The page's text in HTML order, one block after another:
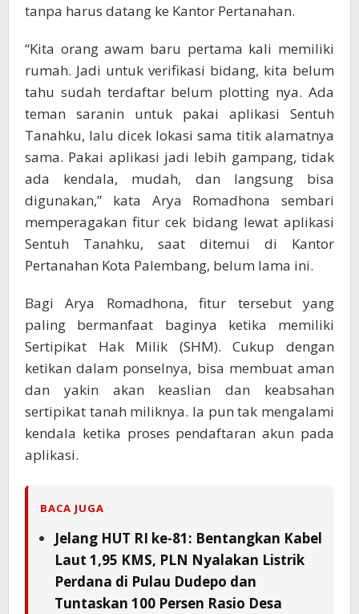
tanpa harus datang ke Kantor Pertanahan.
“Kita orang awam baru pertama kali memiliki
rumah. Jadi untuk verifikasi bidang, kita belum
tahu sudah terdaftar belum plotting nya. Ada
teman saranin untuk pakai aplikasi Sentuh
Tanahku, lalu dicek lokasi sama titik alamatnya
sama. Pakai aplikasi jadi lebih gampang, tidak
ada kendala, mudah, dan langsung bisa
digunakan,” kata Arya Romadhona sembari
memperagakan fitur cek bidang lewat aplikasi
Sentuh Tanahku, saat ditemui di Kantor
Pertanahan Kota Palembang, belum lama ini.
Bagi Arya Romadhona, fitur tersebut yang
paling bermanfaat baginya ketika memiliki
Sertipikat Hak Milik (SHM). Cukup dengan
ketikan dalam ponselnya, bisa membuat aman
dan yakin akan keaslian dan keabsahan
sertipikat tanah miliknya. Ia pun tak mengalami
kendala ketika proses pendaftaran akun pada
aplikasi.
BACA JUGA
Jelang HUT RI ke-81: Bentangkan Kabel
Laut 1,95 KMS, PLN Nyalakan Listrik
Perdana di Pulau Dudepo dan
Tuntaskan 100 Persen Rasio Desa